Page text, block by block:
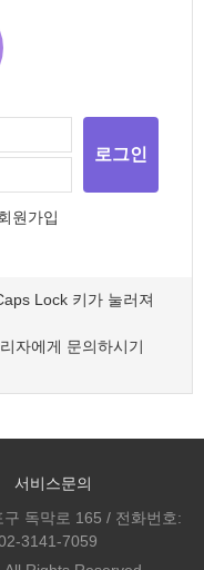
로그인
원가입
Lock 키가 눌러져
자에게 문의하시기
서비스문의
독막로 165 / 전화번호:
3141-7059